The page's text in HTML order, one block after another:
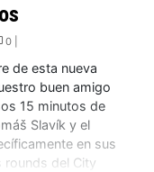
0 |
de esta nueva
buen amigo
15 minutos de
Slavík y el
en sus
del City